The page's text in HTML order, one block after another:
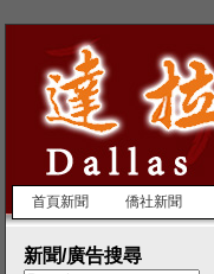
首頁新聞 僑社新聞
新聞/廣告搜尋